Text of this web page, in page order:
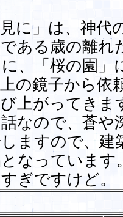
に」は、神代
ある歳の離れ
、「桜の園
の鏡子から依
上がってきま
なので、蒼や
ますので、
なっていま
ぎですけど。